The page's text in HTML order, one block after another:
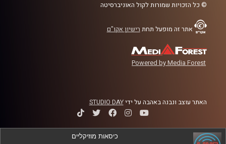
© כל הזכויות שמורות לקול האוניברסיטה
אתר זה מופעל תחת רישיון אקו"ם
Powered by Media Forest
האתר עוצב ונבנה באהבה על ידיSTUDIO DAY
כיסאות מוזיקליים